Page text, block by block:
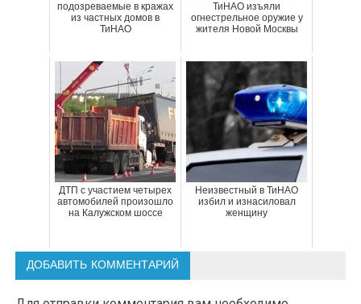
подозреваемые в кражах
из частных домов в
ТиНАО
ТиНАО изъяли
огнестрельное оружие у
жителя Новой Москвы
ДТП с участием четырех
автомобилей произошло
на Калужском шоссе
Неизвестный в ТиНАО
избил и изнасиловал
женщину
ДОБАВИТЬ КОММЕНТАРИЙ